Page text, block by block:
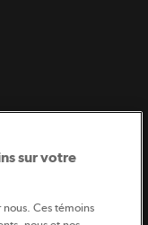
sur votre
Ces témoins